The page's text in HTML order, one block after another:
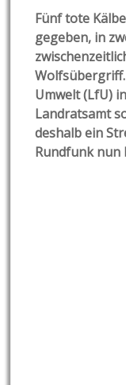
Fünf tote
gegeben, in
Umwelt (LfU)
Landratsamt
deshalb ein
Rundfunk nun